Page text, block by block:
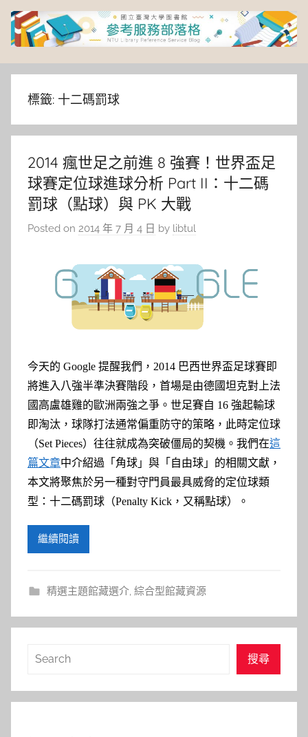
Skip
content
臺
灣
大
學
圖
書
服
務
部
落
格
標籤: 十二碼罰球
2014 瘋世足之前進 8 強賽！世界盃足
球賽定位球進球分析 Part II：十二碼
罰球（點球）與 PK 大戰
Posted on 2014 年 7 月 4 日 by libtul
今天的 Google 提醒我們，2014 巴西世界盃足球賽即
將進入八強半準決賽階段，首場是由德國坦克對上法
國高盧雄雞的歐洲兩強之爭。世足賽自 16 強起輸球
即淘汰，球隊打法通常偏重防守的策略，此時定位球
（Set Pieces）往往就成為突破僵局的契機。我們在這
篇文章中介紹過「角球」與「自由球」的相關文獻，
本文將聚焦於另一種對守門員最具威脅的定位球類
型：十二碼罰球（Penalty Kick，又稱點球）。
繼續閱讀
精選主題館藏選介, 綜合型館藏資源
搜
搜尋